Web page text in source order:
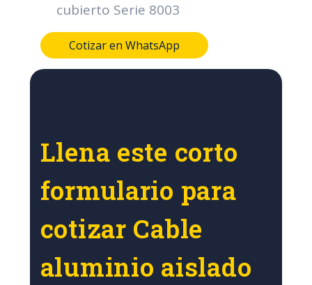
cubierto Serie 8003
Cotizar en WhatsApp
Llena este corto
formulario para
cotizar Cable
aluminio aislado